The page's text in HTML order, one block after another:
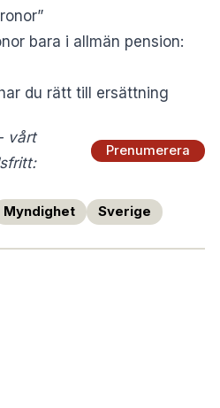
bara i allmän pension:
du rätt till ersättning
vårt
Prenumerera
Myndighet Sverige